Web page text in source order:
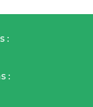
:
: